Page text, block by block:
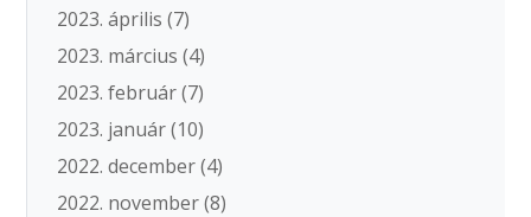
2023. április (7)
2023. március (4)
2023. február(7)
2023. január(10)
2022. december(4)
2022. november(8)